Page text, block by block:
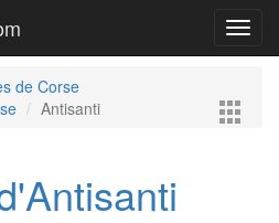
de Corse
Antisanti